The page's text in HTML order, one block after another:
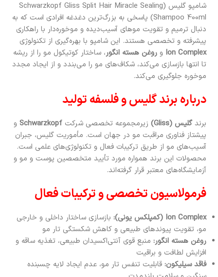
شامپو گلیس (Schwarzkopf Gliss Split Hair Miracle Sealing
Shampoo 400ml) پاسخی به بزرگ‌ترین دغدغه افرادی است که به
دنبال ترمیم و تقویت موهای آسیب‌دیده و موخوره‌دار با راهکاری
پیشرفته و تخصصی هستند. این شامپو با بهره‌گیری از تکنولوژی
Ion Complex و روغن هسته انگور، ساختار کوتیکول مو را از ریشه
تا انتها بازسازی می‌کند، شکاف‌های مو را می‌بندد و از ایجاد مجدد
موخوره جلوگیری می‌کند.
درباره برند گلیس و فلسفه تولید
برندگلیس (Gliss) زیرمجموعه تخصصی شرکت Schwarzkopf و
پیشتاز فناوری مراقبت مو در جهان است. مأموریت گلیس، جبران
آسیب‌های مو از طریق ترکیبات فعال و تکنولوژی‌های علمی است.
محصولات این برند همواره مورد تأیید متخصصین پوست و مو و
آزمایشگاه‌های معتبر قرار گرفته‌اند.
فرمولاسیون تخصصی و ترکیبات فعال
Ion Complex (کمپلکس یونی):
بازسازی ساختار داخلی و خارجی
مو، تقویت پیوندهای طبیعی و کاهش شکستگی تار مو
روغن هسته انگور: منبع قوی آنتی‌اکسیدان طبیعی، تغذیه ساقه و
افزایش لطافت و براقیت
فاقد سیلیکون: قابلیت تنفس تار مو، عدم ایجاد لایه‌ چسبنده